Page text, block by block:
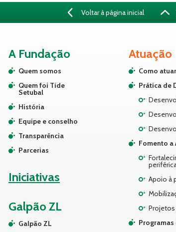
Voltar à página inicial
A Fundação
Quem somos
Quem foi Tide
Setubal
História
Equipe e conselho
Transparência
Parcerias
Iniciativas
Galpão ZL
Galpão ZL
Atuação
Como
Prática de
Fomento a
Apoio à